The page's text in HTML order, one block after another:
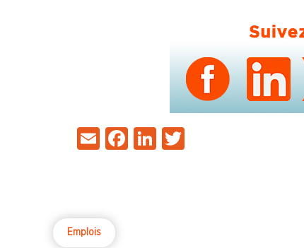
EmailFacebook
LinkedIn
Emplois